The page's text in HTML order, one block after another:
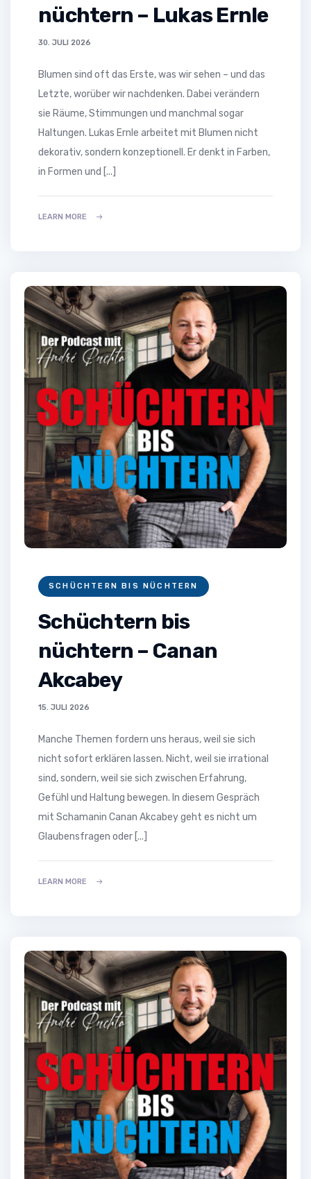
nüchtern – Lukas Ernle
30. JULI 2026
Blumen sind oft das Erste, was wir sehen – und das
Letzte, worüber wir nachdenken. Dabei verändern
sie Räume, Stimmungen und manchmal sogar
Haltungen. Lukas Ernle arbeitet mit Blumen nicht
dekorativ, sondern konzeptionell. Er denkt in Farben,
in Formen und [...]
LEARN MORE
SCHÜCHTERN BIS NÜCHTERN
Schüchtern bis
nüchtern – Canan
Akcabey
15. JULI 2026
Manche Themen fordern uns heraus, weil sie sich
nicht sofort erklären lassen. Nicht, weil sie irrational
sind, sondern, weil sie sich zwischen Erfahrung,
Gefühl und Haltung bewegen. In diesem Gespräch
mit Schamanin Canan Akcabey geht es nicht um
Glaubensfragen oder [...]
LEARN MORE